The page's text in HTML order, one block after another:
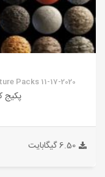
Packs 11-17-2020
پکیج
6.50 گیگابایت